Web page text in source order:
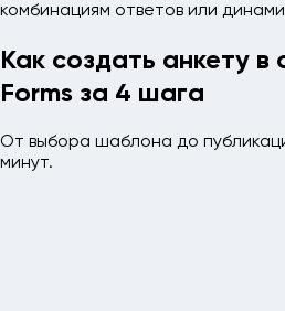
комбинациям ответов или
Как создать анкету в
Forms за 4 шага
От выбора шаблона до
минут.